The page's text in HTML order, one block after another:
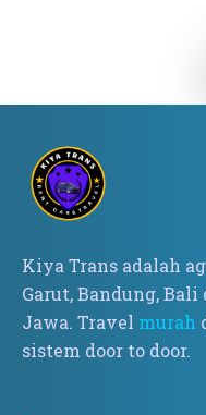
Kiya Trans adalah
Garut, Bandung,
Jawa. Travel murah
sistem door to door.